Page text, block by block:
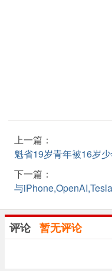
上一篇：
魁省19岁青年被16岁
下一篇：
与
评论 暂无评论